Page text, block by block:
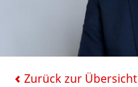
Zurück zur Übersicht